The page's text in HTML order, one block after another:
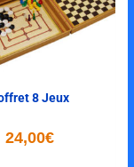
8 Jeux
24,00€